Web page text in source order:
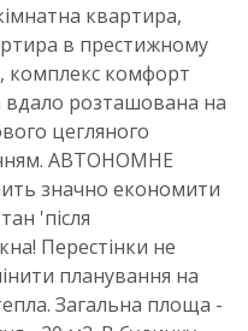
квартира,
в престижному
комплекс комфорт
розташована на
цегляного
АВТОНОМНЕ
значно економити
'після
Перестінки не
планування на
Загальна площа -